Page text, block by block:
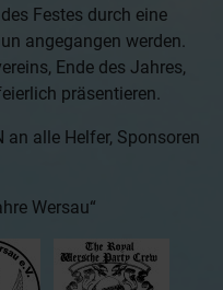
Festes durch eine
angegangen werden.
Ende des Jahres,
präsentieren.
an alle Helfer, Sponsoren
Wersau“